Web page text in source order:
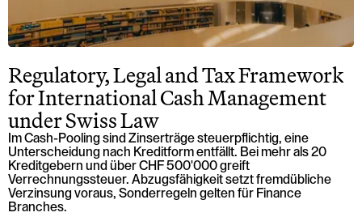
Regulatory, Legal and Tax Framework
for International Cash Management
under Swiss Law
Im Cash-Pooling sind Zinserträge steuerpflichtig, eine
Unterscheidung nach Kreditform entfällt. Bei mehr als 20
Kreditgebern und über CHF 500'000 greift
Verrechnungssteuer. Abzugsfähigkeit setzt fremdübliche
Verzinsung voraus, Sonderregeln gelten für Finance
Branches.